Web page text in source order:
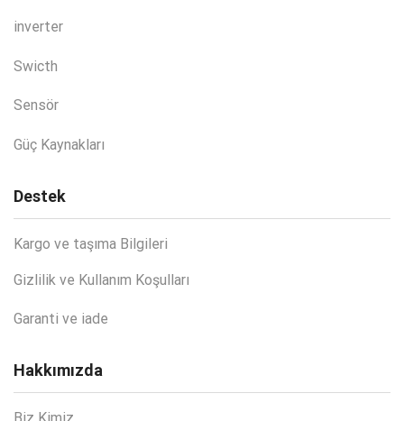
inverter
Swicth
Sensör
Güç Kaynakları
Destek
Kargo ve taşıma Bilgileri
Gizlilik ve Kullanım Koşulları
Garanti ve iade
Hakkımızda